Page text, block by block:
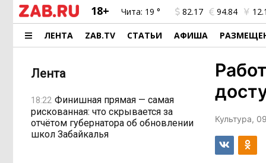
18+ Чита: 19 ° 82.17 94.84
ЛЕНТА ZAB.TV СТАТЬИ АФИША
Лента
18:22 Финишная прямая — самая
рискованная: что скрывается за
отчётом губернатора об обновлении
школ Забайкалья
Культура,